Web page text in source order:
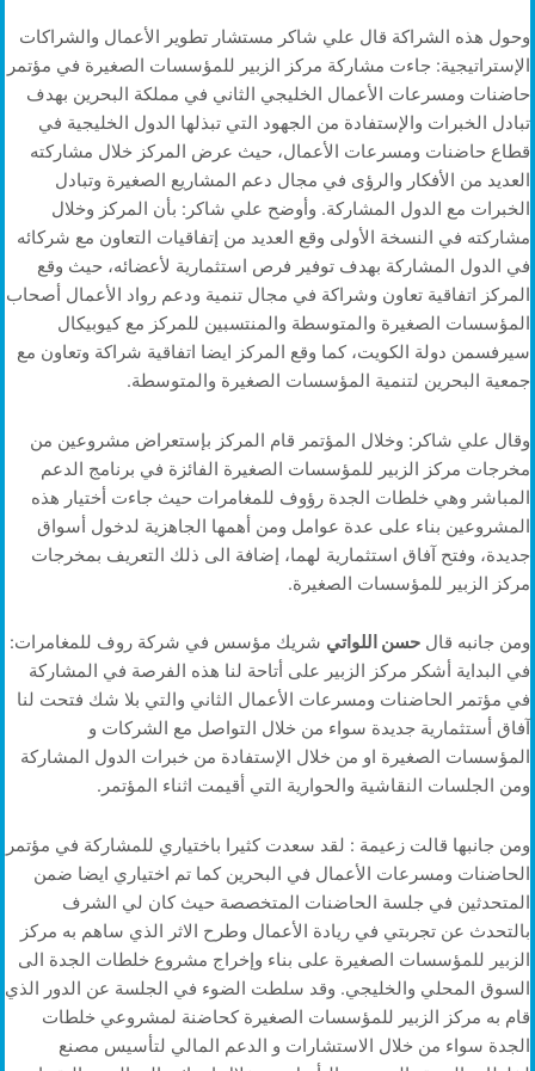
وحول هذه الشراكة قال علي شاكر مستشار تطوير الأعمال والشراكات
الإستراتيجية: جاءت مشاركة مركز الزبير للمؤسسات الصغيرة في مؤتمر
حاضنات ومسرعات الأعمال الخليجي الثاني في مملكة البحرين بهدف
تبادل الخبرات والإستفادة من الجهود التي تبذلها الدول الخليجية في
قطاع حاضنات ومسرعات الأعمال، حيث عرض المركز خلال مشاركته
العديد من الأفكار والرؤى في مجال دعم المشاريع الصغيرة وتبادل
الخبرات مع الدول المشاركة. وأوضح علي شاكر: بأن المركز وخلال
مشاركته في النسخة الأولى وقع العديد من إتفاقيات التعاون مع شركائه
في الدول المشاركة بهدف توفير فرص استثمارية لأعضائه، حيث وقع
المركز اتفاقية تعاون وشراكة في مجال تنمية ودعم رواد الأعمال أصحاب
المؤسسات الصغيرة والمتوسطة والمنتسبين للمركز مع كيوبيكال
سيرفسمن دولة الكويت، كما وقع المركز ايضا اتفاقية شراكة وتعاون مع
جمعية البحرين لتنمية المؤسسات الصغيرة والمتوسطة.
وقال علي شاكر: وخلال المؤتمر قام المركز بإستعراض مشروعين من
مخرجات مركز الزبير للمؤسسات الصغيرة الفائزة في برنامج الدعم
المباشر وهي خلطات الجدة رؤوف للمغامرات حيث جاءت أختيار هذه
المشروعين بناء على عدة عوامل ومن أهمها الجاهزية لدخول أسواق
جديدة، وفتح آفاق استثمارية لهما، إضافة الى ذلك التعريف بمخرجات
مركز الزبير للمؤسسات الصغيرة.
ومن جانبه قال حسن اللواتي شريك مؤسس في شركة روف للمغامرات:
في البداية أشكر مركز الزبير على أتاحة لنا هذه الفرصة في المشاركة
في مؤتمر الحاضنات ومسرعات الأعمال الثاني والتي بلا شك فتحت لنا
آفاق أستثمارية جديدة سواء من خلال التواصل مع الشركات و
المؤسسات الصغيرة او من خلال الإستفادة من خبرات الدول المشاركة
ومن الجلسات النقاشية والحوارية التي أقيمت اثناء المؤتمر.
ومن جانبها قالت زعيمة : لقد سعدت كثيرا باختياري للمشاركة في مؤتمر
الحاضنات ومسرعات الأعمال في البحرين كما تم اختياري ايضا ضمن
المتحدثين في جلسة الحاضنات المتخصصة حيث كان لي الشرف
بالتحدث عن تجربتي في ريادة الأعمال وطرح الاثر الذي ساهم به مركز
الزبير للمؤسسات الصغيرة على بناء وإخراج مشروع خلطات الجدة الى
السوق المحلي والخليجي. وقد سلطت الضوء في الجلسة عن الدور الذي
قام به مركز الزبير للمؤسسات الصغيرة كحاضنة لمشروعي خلطات
الجدة سواء من خلال الاستشارات و الدعم المالي لتأسيس مصنع